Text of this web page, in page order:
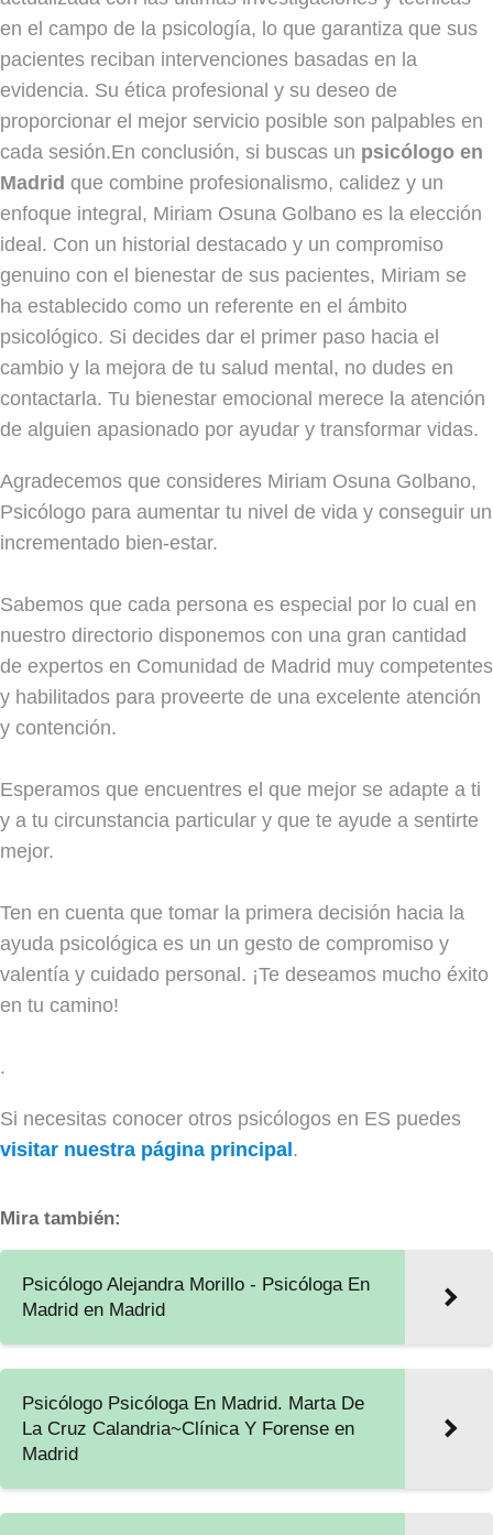
en el campo de la psicología, lo que garantiza que sus
pacientes reciban intervenciones basadas en la
evidencia. Su ética profesional y su deseo de
proporcionar el mejor servicio posible son palpables en
cada sesión.En conclusión, si buscas un psicólogo en
Madrid que combine profesionalismo, calidez y un
enfoque integral, Miriam Osuna Golbano es la elección
ideal. Con un historial destacado y un compromiso
genuino con el bienestar de sus pacientes, Miriam se
ha establecido como un referente en el ámbito
psicológico. Si decides dar el primer paso hacia el
cambio y la mejora de tu salud mental, no dudes en
contactarla. Tu bienestar emocional merece la atención
de alguien apasionado por ayudar y transformar vidas.
Agradecemos que consideres Miriam Osuna Golbano,
Psicólogo para aumentar tu nivel de vida y conseguir un
incrementado bien-estar.
Sabemos que cada persona es especial por lo cual en
nuestro directorio disponemos con una gran cantidad
de expertos en Comunidad de Madrid muy competentes
y habilitados para proveerte de una excelente atención
y contención.
Esperamos que encuentres el que mejor se adapte a ti
y a tu circunstancia particular y que te ayude a sentirte
mejor.
Ten en cuenta que tomar la primera decisión hacia la
ayuda psicológica es un un gesto de compromiso y
valentía y cuidado personal. ¡Te deseamos mucho éxito
en tu camino!
.
Si necesitas conocer otros psicólogos en ES puedes
visitar nuestra página principal.
Mira también:
Psicólogo Alejandra Morillo - Psicóloga En
Madrid en Madrid
Psicólogo Psicóloga En Madrid. Marta De
La Cruz Calandria~Clínica Y Forense en
Madrid